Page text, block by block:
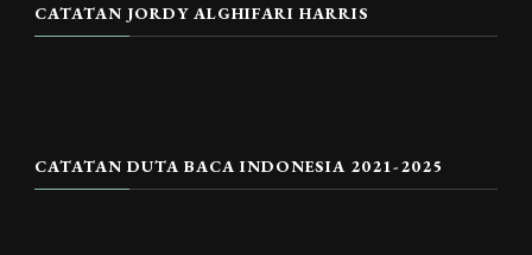
CATATAN JORDY ALGHIFARI HARRIS
CATATAN DUTA BACA INDONESIA 2021-2025